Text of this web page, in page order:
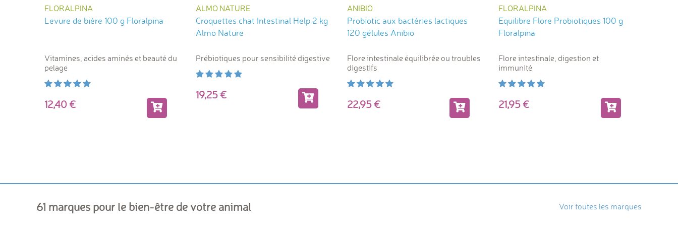
FLORALPINA
Levure de bière 100 g Floralpina
Vitamines, acides aminés et beauté du
pelage
12,40
ALMO NATURE
Croquettes chat Intestinal Help 2 kg
Almo Nature
Prébiotiques pour sensibilité digestive
19,25
ANIBIO
Probiotic aux bactéries lactiques
120 gélules Anibio
Flore intestinale équilibrée ou troubles
digestifs
22,95
FLORALPINA
Equilibre Flore Probiotiques 100 g
Floralpina
Flore intestinale, digestion et
immunité
21,95
61 marques pour le bien-être de votre animal Voir toutes les marques